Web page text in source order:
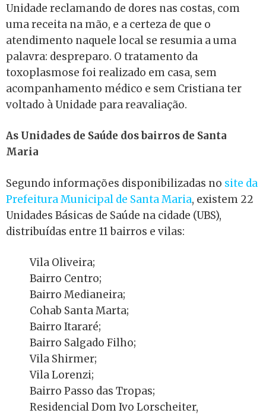
Unidade reclamando de dores nas costas, com
uma receita na mão, e a certeza de que o
atendimento naquele local se resumia a uma
palavra: despreparo. O tratamento da
toxoplasmose foi realizado em casa, sem
acompanhamento médico e sem Cristiana ter
voltado à Unidade para reavaliação.
As Unidades de Saúde dos bairros de Santa
Maria
Segundo informações disponibilizadas no site da
Prefeitura Municipal de Santa Maria, existem 22
Unidades Básicas de Saúde na cidade (UBS),
distribuídas entre 11 bairros e vilas:
Vila Oliveira;
Bairro Centro;
Bairro Medianeira;
Cohab Santa Marta;
Bairro Itararé;
Bairro Salgado Filho;
Vila Shirmer;
Vila Lorenzi;
Bairro Passo das Tropas;
Residencial Dom Ivo Lorscheiter,